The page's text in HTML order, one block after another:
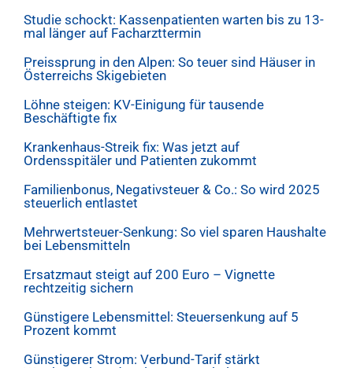
Studie schockt: Kassenpatienten warten bis zu 13-
mal länger auf Facharzttermin
Preissprung in den Alpen: So teuer sind Häuser in
Österreichs Skigebieten
Löhne steigen: KV-Einigung für tausende
Beschäftigte fix
Krankenhaus-Streik fix: Was jetzt auf
Ordensspitäler und Patienten zukommt
Familienbonus, Negativsteuer & Co.: So wird 2025
steuerlich entlastet
Mehrwertsteuer-Senkung: So viel sparen Haushalte
bei Lebensmitteln
Ersatzmaut steigt auf 200 Euro – Vignette
rechtzeitig sichern
Günstigere Lebensmittel: Steuersenkung auf 5
Prozent kommt
Günstigerer Strom: Verbund-Tarif stärkt